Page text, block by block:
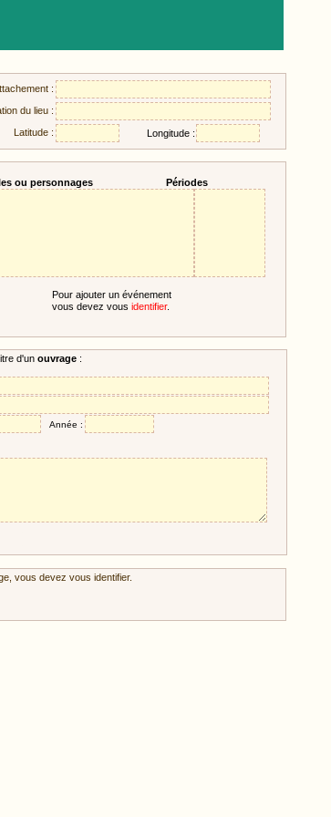
:
du lieu :
Latitude :
Longitude :
ou personnages Périodes
Pour ajouter un événement
vous devez vous identifier.
d'un ouvrage :
Année :
vous devez vous identifier.